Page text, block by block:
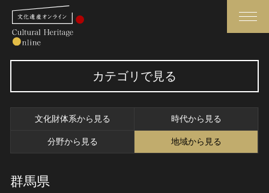
さらに詳細検索
トップ
カテゴリで見る
文化財体系から見る 時代から見る
分野から見る 地域から見る
群馬県